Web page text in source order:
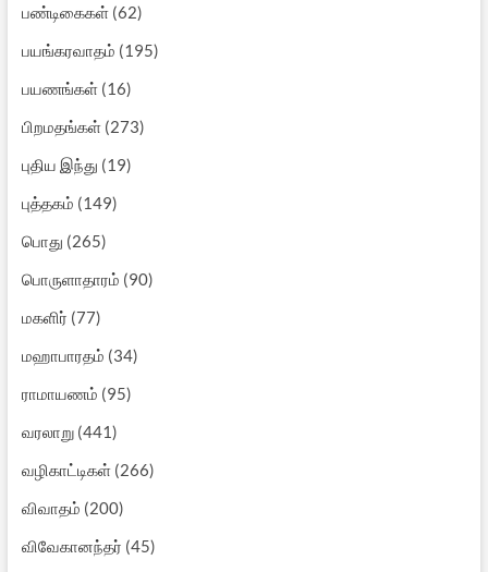
பண்டிகைகள்(62)
பயங்கரவாதம் (195)
பயணங்கள்(16)
பிறமதங்கள்(273)
புதிய இந்து (19)
புத்தகம் (149)
பொது (265)
பொருளாதாரம் (90)
மகளிர் (77)
மஹாபாரதம் (34)
ராமாயணம் (95)
வரலாறு(441)
வழிகாட்டிகள்(266)
விவாதம் (200)
விவேகானந்தர் (45)